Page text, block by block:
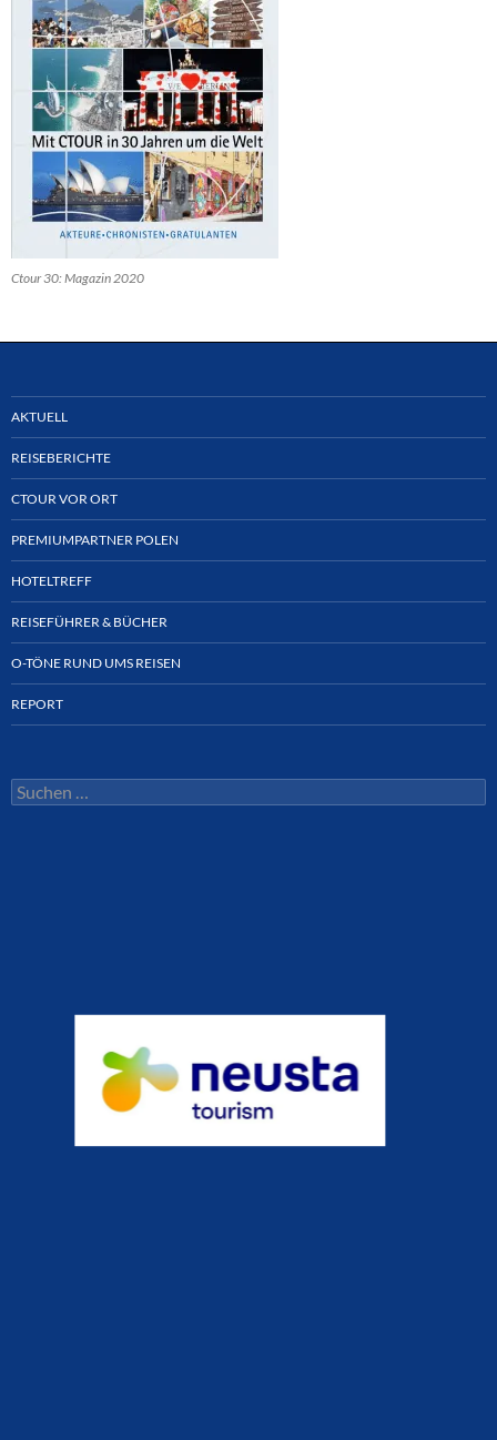
Ctour 30: Magazin 2020
AKTUELL
REISEBERICHTE
CTOUR VOR ORT
PREMIUMPARTNER POLEN
HOTELTREFF
REISEFÜHRER & BÜCHER
O-TÖNE RUND UMS REISEN
REPORT
Suchen
nach: